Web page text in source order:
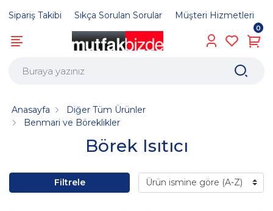
Sipariş Takibi Sıkça Sorulan Sorular Müşteri Hizmetleri
0
Börek Isıtıcı
Anasayfa
Diğer Tüm Ürünler
Benmari ve Böreklikler
Filtrele